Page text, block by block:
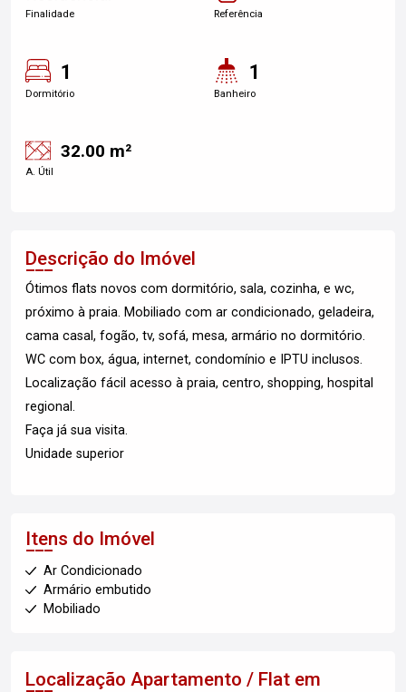
Finalidade Referência
1
Dormitório
1
Banheiro
32.00 m²
A. Útil
Descrição do Imóvel
Ótimos flats novos com dormitório, sala, cozinha, e wc,
próximo à praia. Mobiliado com ar condicionado, geladeira,
cama casal, fogão, tv, sofá, mesa, armário no dormitório.
WC com box, água, internet, condomínio e IPTU inclusos.
Localização fácil acesso à praia, centro, shopping, hospital
regional.
Faça já sua visita.
Unidade superior
Itens do Imóvel
Ar Condicionado
Armário embutido
Mobiliado
Localização Apartamento / Flat em